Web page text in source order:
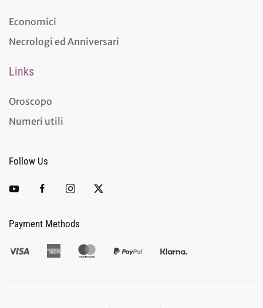
Economici
Necrologi ed Anniversari
Links
Oroscopo
Numeri utili
Follow Us
Payment Methods